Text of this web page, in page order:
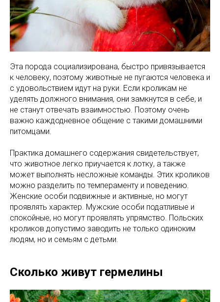
Эта порода социализирована, быстро привязывается
к человеку, поэтому животные не пугаются человека и
с удовольствием идут на руки. Если кроликам не
уделять должного внимания, они замкнутся в себе, и
не станут отвечать взаимностью. Поэтому очень
важно каждодневное общение с такими домашними
питомцами.
Практика домашнего содержания свидетельствует,
что животное легко приучается к лотку, а также
может выполнять несложные команды. Этих кроликов
можно разделить по темпераменту и поведению.
Женские особи подвижные и активные, но могут
проявлять характер. Мужские особи податливые и
спокойные, но могут проявлять упрямство. Польских
кроликов допустимо заводить не только одиноким
людям, но и семьям с детьми.
Сколько живут гермелины